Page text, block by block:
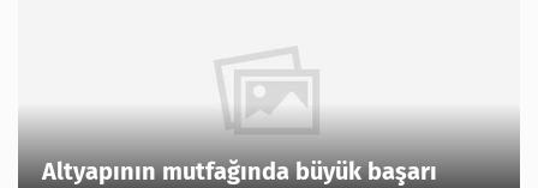
Altyapının mutfağında büyük başarı